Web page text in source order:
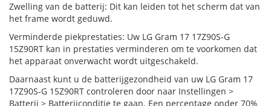
Zwelling van de batterij: Dit kan leiden tot het scherm dat van
het frame wordt geduwd.
Verminderde piekprestaties: Uw LG Gram 17 17Z90S-G
15Z90RT kan in prestaties verminderen om te voorkomen dat
het apparaat onverwacht wordt uitgeschakeld.
Daarnaast kunt u de batterijgezondheid van uw LG Gram 17
17Z90S-G 15Z90RT controleren door naar Instellingen >
Batterij > Batterijconditie te gaan. Een percentage onder 70%